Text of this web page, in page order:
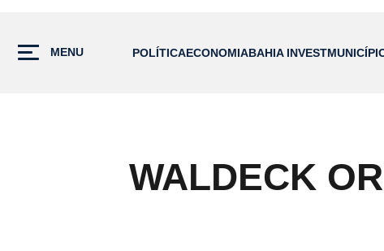
MENU POLÍTICAECONOMIABAHIA INVEST
WALDECK